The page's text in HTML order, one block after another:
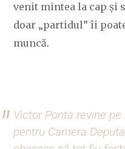
venit mintea la cap și
doar „partidul” îi
muncă.
Victor Ponta revine
pentru Camera